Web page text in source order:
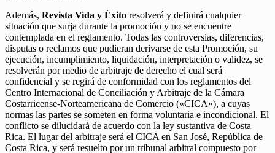
Además, Revista Vida y Éxito resolverá y definirá cualquier
situación que surja durante la promoción y no se encuentre
contemplada en el reglamento. Todas las controversias, diferencias,
disputas o reclamos que pudieran derivarse de esta Promoción, su
ejecución, incumplimiento, liquidación, interpretación o validez, se
resolverán por medio de arbitraje de derecho el cual será
confidencial y se regirá de conformidad con los reglamentos del
Centro Internacional de Conciliación y Arbitraje de la Cámara
Costarricense-Norteamericana de Comercio («CICA»), a cuyas
normas las partes se someten en forma voluntaria e incondicional. El
conflicto se dilucidará de acuerdo con la ley sustantiva de Costa
Rica. El lugar del arbitraje será el CICA en San José, República de
Costa Rica, y será resuelto por un tribunal arbitral compuesto por